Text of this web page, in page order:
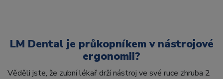
LM Dental je průkopníkem v nástrojové
ergonomii?
Věděli jste, že zubní lékař drží nástroj ve své ruce zhruba 2